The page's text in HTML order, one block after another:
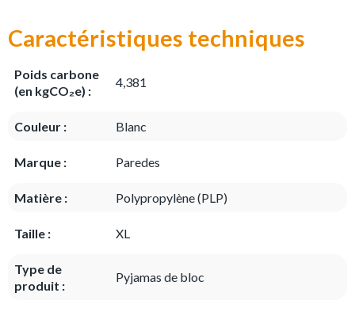
Caractéristiques techniques
Poids carbone
(en kgCO₂e) :
4,381
Couleur : Blanc
Marque : Paredes
Matière : Polypropylène (PLP)
Taille : XL
Type de
produit :
Pyjamas de bloc